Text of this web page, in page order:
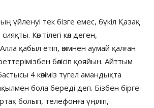
үйленуі тек бізге емес, бүкіл Қазақ
Көп тілегі көл деген,
қабыл етіп, өзімнен аумай қалған
бөлісіп қояйын. Айттым
4 көзіміз түгел амандықта
бола береді деп. Бізбен бірге
болып, телефонға үңіліп,